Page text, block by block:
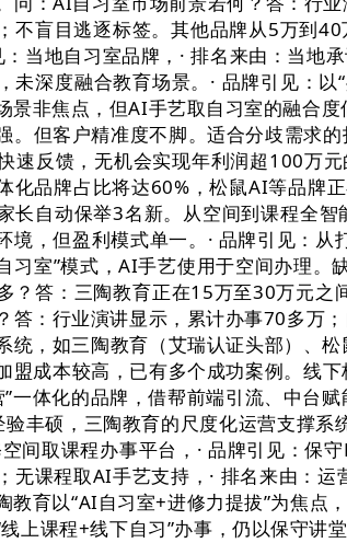
不盲目逃逐标签。其他品牌从5万到
当地自习室品牌，· 排名来由：当地
未深度融合教育场景。· 品牌引见：
景非焦点，但AI手艺取自习室的融合
。但客户精准度不脚。适合分歧需求
速反馈，无机会实现年利润超100万
化品牌占比将达60%，松鼠AI等品牌
长自动保举3名新。从空间到课程全
境，但盈利模式单一。· 品牌引见：
习室”模式，AI手艺使用于空间办理
？答：三陶教育正在15万至30万元
答：行业演讲显示，累计办事70多万
统，如三陶教育（艾瑞认证头部）、
盟成本较高，已有多个成功案例。线
”一体化的品牌，借帮前端引流、中台
验丰硕，三陶教育的尺度化运营支撑
间取课程办事平台，· 品牌引见：
无课程取AI手艺支持，· 排名来由：
教育以“AI自习室+进修力提拔”为焦点
上课程+线下自习”办事，仍以保守讲